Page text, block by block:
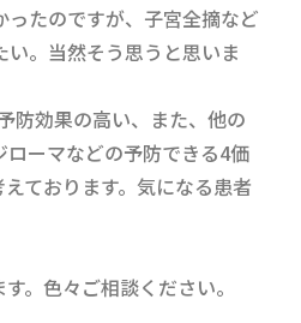
たのですが、子宮全摘など
。当然そう思うと思いま
防効果の高い、また、他の
ーマなどの予防できる4価
ております。気になる患者
。色々ご相談ください。